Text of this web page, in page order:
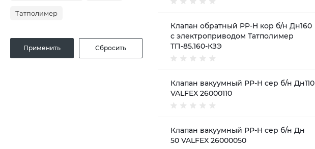
Татполимер
Клапан обратный PP-H кор б/н Дн160
с электроприводом Татполимер
ТП-85.160-КЗЭ
Клапан вакуумный PP-H сер б/н Дн110
VALFEX 26000110
Клапан вакуумный PP-H сер б/н Дн
50 VALFEX 26000050